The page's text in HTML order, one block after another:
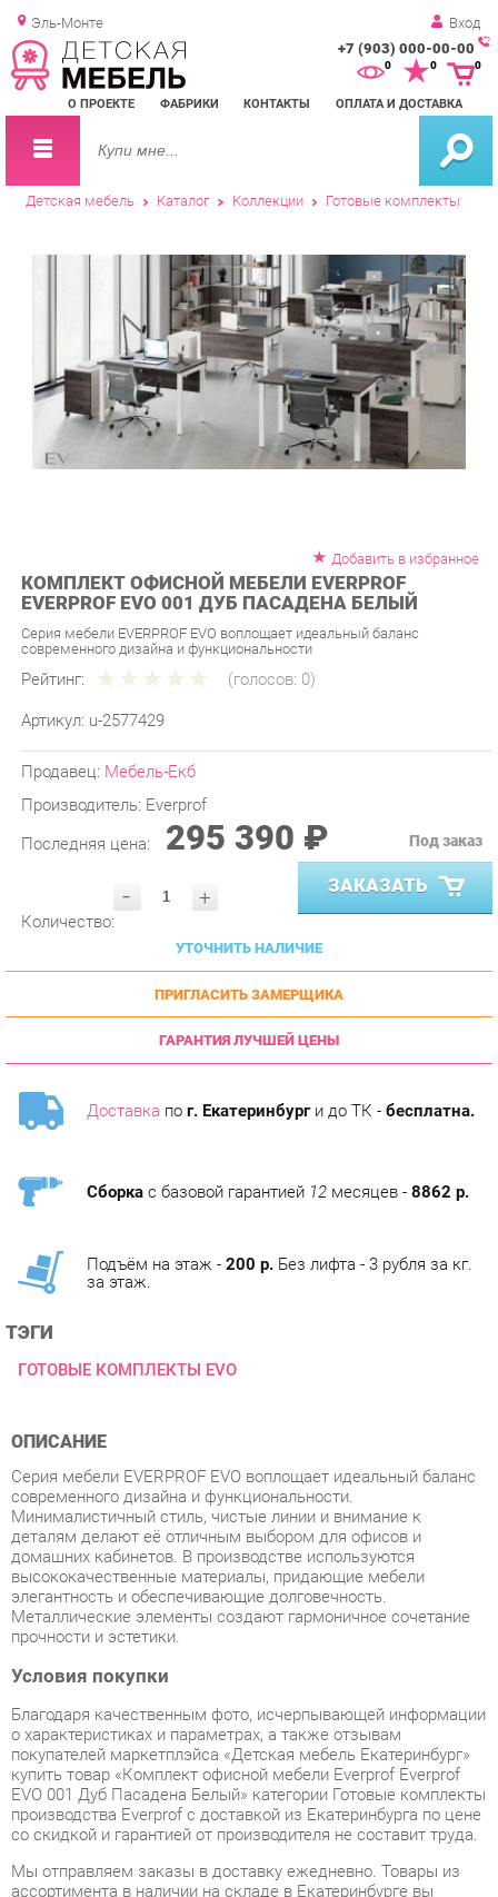
Эль-Монте Вход
+7 (903) 000-00-00
О ПРОЕКТЕ ФАБРИКИ КОНТАКТЫ ОПЛАТА И ДОСТАВКА
0 0
Детская мебель Каталог Коллекции Готовые комплекты
КОМПЛЕКТ ОФИСНОЙ МЕБЕЛИ EVERPROF
EVERPROF EVO 001 ДУБ ПАСАДЕНА БЕЛЫЙ
Серия мебели EVERPROF EVO воплощает идеальный баланс
Рейтинг: (голосов:0)
Артикул: u-2577429
Производитель:Everprof
Последняя цена: 295 390 ₽
- ЗАКАЗАТЬ
УТОЧНИТЬ НАЛИЧИЕ
ПРИГЛАСИТЬ ЗАМЕРЩИКА
ГАРАНТИЯ ЛУЧШЕЙ ЦЕНЫ
Доставкапог. Екатеринбурги до ТК -бесплатна.
ТЭГИ
современного дизайна и функциональности.
деталям делают её отличным выбором для офисов и
домашних кабинетов. В производстве используются
высококачественные материалы, придающие мебели
элегантность и обеспечивающие долговечность.
Металлические элементы создают гармоничное сочетание
прочности и эстетики.
Условия покупки
Благодаря качественным фото, исчерпывающей информации
о характеристиках и параметрах, а также отзывам
покупателей маркетплэйса «Детская мебель Екатеринбург»
купить товар «Комплект офисной мебели Everprof Everprof
EVO 001 Дуб Пасадена Белый» категории Готовые комплекты
производства Everprof с доставкой из Екатеринбурга по цене
со скидкой и гарантией от производителя не составит труда.
Мы отправляем заказы в доставку ежедневно. Товары из
ассортимента в наличии на складе в Екатеринбурге вы
получите не позднее48-ми часовс момента оформления
и сборку мебельных изделий.